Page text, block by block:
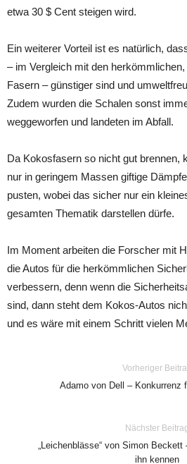
etwa 30 $ Cent steigen wird.
Ein weiterer Vorteil ist es natürlich,
– im Vergleich mit den
Fasern – günstiger sind und
Zudem wurden die Schalen sonst
weggeworfen und landeten im Abfall.
Da Kokosfasern so nicht gut brennen,
nur in geringem Massen giftige
pusten, wobei das sicher nur ein
gesamten Thematik darstellen dürfe.
Im Moment arbeiten die Forscher mit
die Autos für die herkömmlichen
verbessern, denn wenn die
sind, dann steht dem Kokos-Autos
und es wäre mit einem Schritt vielen
Vorheriger
Adamo von Dell – Konkurrenz
Nächster
„Leichenblässe“ von Simon
ihn kennen